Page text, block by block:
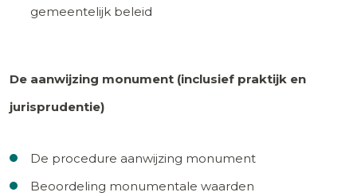
gemeentelijk beleid
De aanwijzing monument (inclusief praktijk en
jurisprudentie)
De procedure aanwijzing monument
Beoordeling monumentale waarden